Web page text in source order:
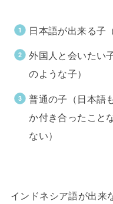
日本語が出来る子
外国人と会いたい
のような子）
普通の子（日本語
か付き合ったこと
ない）
インドネシア語が出